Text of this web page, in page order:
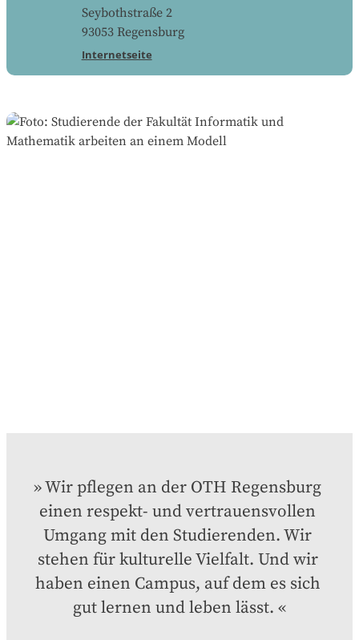
Seybothstraße 2
93053 Regensburg
Internetseite
Wir pflegen an der OTH Regensburg
einen respekt- und vertrauensvollen
Umgang mit den Studierenden. Wir
stehen für kulturelle Vielfalt. Und wir
haben einen Campus, auf dem es sich
gut lernen und leben lässt.